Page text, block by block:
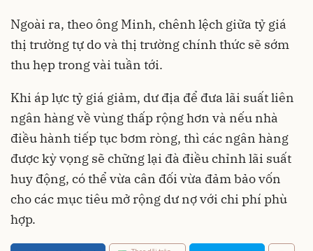
Ngoài ra, theo ông Minh, chênh lệch giữa tỷ giá
thị trường tự do và thị trường chính thức sẽ sớm
thu hẹp trong vài tuần tới.
Khi áp lực tỷ giá giảm, dư địa để đưa lãi suất liên
ngân hàng về vùng thấp rộng hơn và nếu nhà
điều hành tiếp tục bơm ròng, thì các ngân hàng
được kỳ vọng sẽ chững lại đà điều chỉnh lãi suất
huy động, có thể vừa cân đối vừa đảm bảo vốn
cho các mục tiêu mở rộng dư nợ với chi phí phù
hợp.